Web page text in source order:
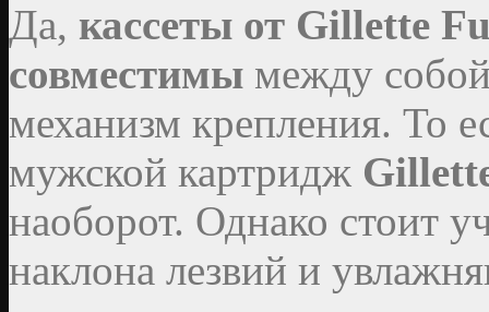
Да, кассеты от Gillette
совместимы между
механизм крепления. То
мужской картридж
наоборот. Однако стоит
наклона лезвий и